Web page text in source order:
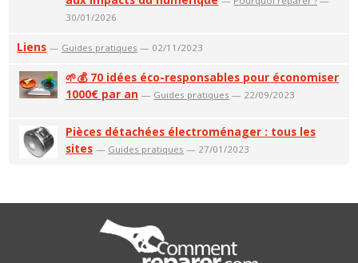
30/01/2026
Liens — Guides pratiques — 02/11/2023
🌱💰 70 idées éco-responsables pour économiser
1000€ par an — Guides pratiques — 22/09/2023
Pièces détachées électroménager : tous les
sites — Guides pratiques — 27/01/2023